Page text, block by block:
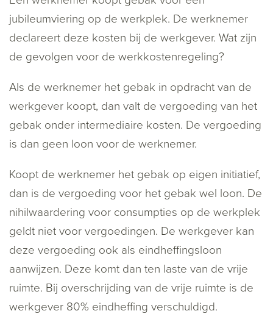
jubileumviering op de werkplek. De werknemer
declareert deze kosten bij de werkgever. Wat zijn
de gevolgen voor de werkkostenregeling?
Als de werknemer het gebak in opdracht van de
werkgever koopt, dan valt de vergoeding van het
gebak onder intermediaire kosten. De vergoeding
is dan geen loon voor de werknemer.
Koopt de werknemer het gebak op eigen initiatief,
dan is de vergoeding voor het gebak wel loon. De
nihilwaardering voor consumpties op de werkplek
geldt niet voor vergoedingen. De werkgever kan
deze vergoeding ook als eindheffingsloon
aanwijzen. Deze komt dan ten laste van de vrije
ruimte. Bij overschrijding van de vrije ruimte is de
werkgever 80% eindheffing verschuldigd.